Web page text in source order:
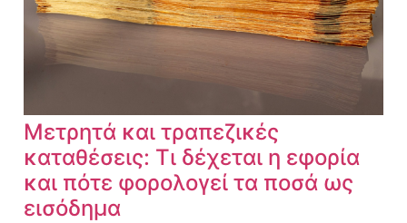
Μετρητά και τραπεζικές
καταθέσεις: Τι δέχεται η εφορία
και πότε φορολογεί τα ποσά ως
εισόδημα